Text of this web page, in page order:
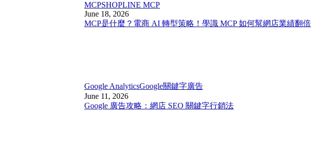
MCPSHOPLINE MCP
June 18, 2026
MCP是什麼？電商 AI 轉型策略！學識 MCP 如何幫網店業績翻倍
Google AnalyticsGoogle關鍵字廣告
June 11, 2026
Google 廣告攻略：網店 SEO 關鍵字行銷法